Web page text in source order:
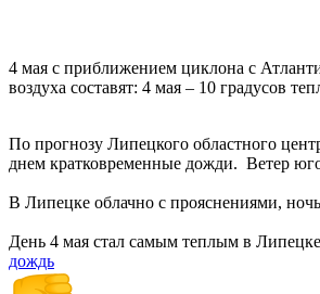
4 мая с приближением циклона с
воздуха составят: 4 мая – 10 градусов
По прогнозу Липецкого областного
днем кратковременные дожди. Ветер
В Липецке облачно с прояснениями,
День 4 мая стал самым теплым в
дождь